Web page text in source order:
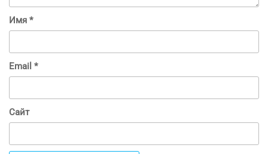
Имя *
Email *
Сайт